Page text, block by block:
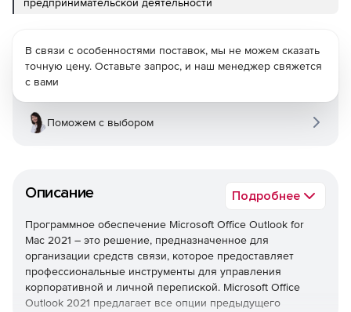
Описание Подробнее
Программное обеспечение Microsoft Office Outlook for
Mac 2021 – это решение, предназначенное для
организации средств связи, которое предоставляет
профессиональные инструменты для управления
корпоративной и личной перепиской. Microsoft Office
Outlook 2021 предлагает все опции предыдущего
В связи с особенностями поставок, мы не можем сказать
точную цену. Оставьте запрос, и наш менеджер свяжется
с вами
Поможем с выбором